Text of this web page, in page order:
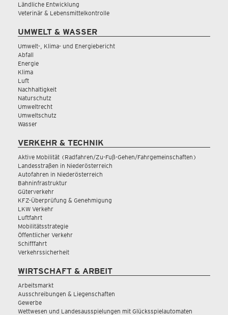
Ländliche Entwicklung
Veterinär & Lebensmittelkontrolle
UMWELT & WASSER
Umwelt-, Klima- und Energiebericht
Abfall
Energie
Klima
Luft
Nachhaltigkeit
Naturschutz
Umweltrecht
Umweltschutz
Wasser
VERKEHR & TECHNIK
Aktive Mobilität (Radfahren/Zu-Fuß-Gehen/Fahrgemeinschaften)
Landesstraßen in Niederösterreich
Autofahren in Niederösterreich
Bahninfrastruktur
Güterverkehr
KFZ-Überprüfung & Genehmigung
LKW Verkehr
Luftfahrt
Mobilitätsstrategie
Öffentlicher Verkehr
Schifffahrt
Verkehrssicherheit
WIRTSCHAFT & ARBEIT
Arbeitsmarkt
Ausschreibungen & Liegenschaften
Gewerbe
Wettwesen und Landesausspielungen mit Glücksspielautomaten